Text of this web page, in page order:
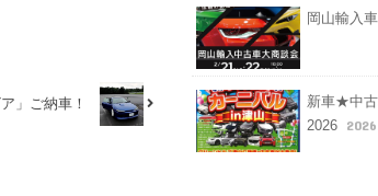
」ご納車！
岡山輸入
新車★中古
2026